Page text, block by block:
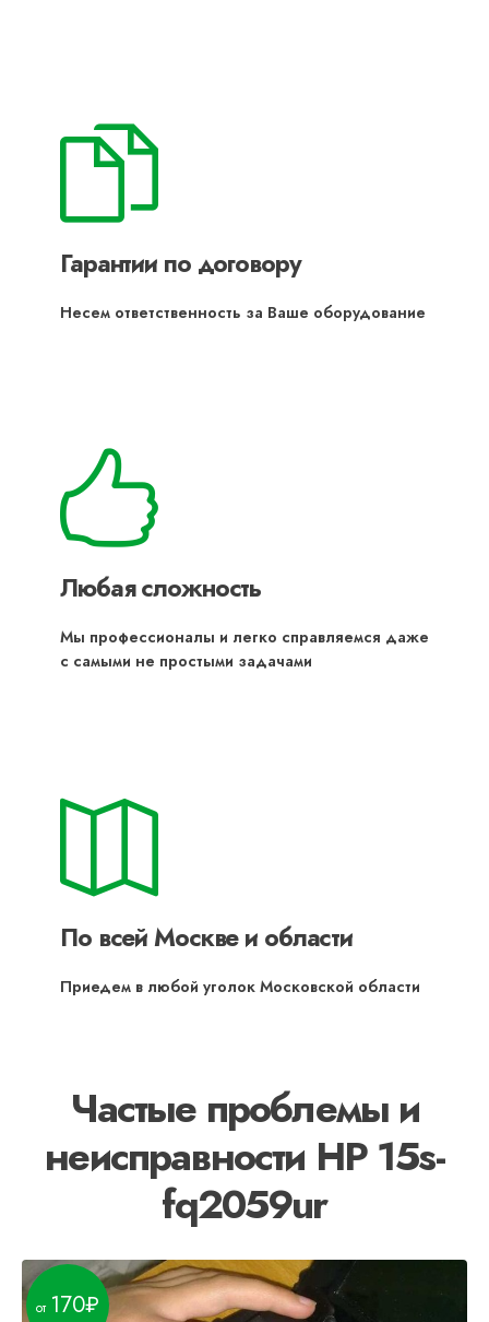
Гарантии по договору
Несем ответственность за Ваше оборудование
Любая сложность
Мы профессионалы и легко справляемся даже
с самыми не простыми задачами
По всей Москве и области
Приедем в любой уголок Московской области
Частые проблемы и
неисправности HP 15s-
fq2059ur
170